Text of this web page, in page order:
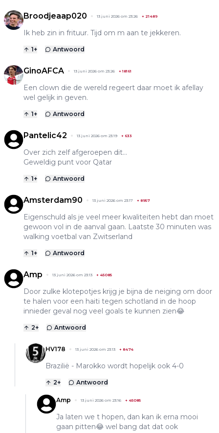
Broodjeaap020 13 juni 2026 om 23:26 + 21489
Ik heb zin in frituur. Tijd om m aan te jekkeren.
1+ Antwoord
GinoAFCA 13 juni 2026 om 23:26 +18161
Een clown die de wereld regeert daar moet ik afellay
wel gelijk in geven.
1+ Antwoord
Pantelic42 13 juni 2026 om 23:19 + 633
Over zich zelf afgeroepen dit...
Geweldig punt voor Qatar
1+ Antwoord
Amsterdam90 13 juni 2026 om 23:17 + 8957
Eigenschuld als je veel meer kwaliteiten hebt dan moet
gewoon vol in de aanval gaan. Laatste 30 minuten was
walking voetbal van Zwitserland
1+ Antwoord
Amp 13 juni 2026 om 23:13 + 45085
Door zulke klotepotjes krijg je bijna de neiging om door
te halen voor een haiti tegen schotland in de hoop
innieder geval nog veel goals te kunnen zien😂
2+ Antwoord
HV178 13 juni 2026 om 23:13 + 8474
Brazilië - Marokko wordt hopelijk ook 4-0
2+ Antwoord
Amp 13 juni 2026 om 23:16 + 45085
Ja laten we t hopen, dan kan ik erna mooi
gaan pitten😂 wel bang dat dat ook